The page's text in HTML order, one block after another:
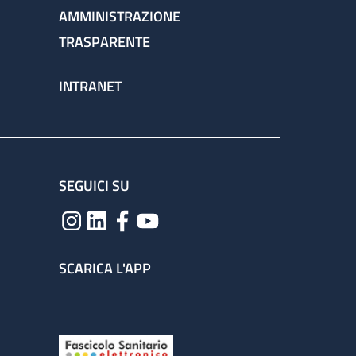
AMMINISTRAZIONE
TRASPARENTE
INTRANET
SEGUICI SU
SCARICA L'APP